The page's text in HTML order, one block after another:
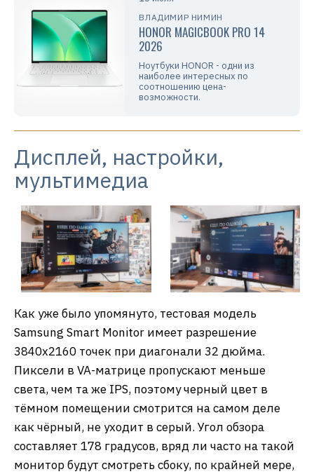
ВЛАДИМИР НИМИН
HONOR MAGICBOOK PRO 14
2026
Ноутбуки HONOR - одни из
наиболее интересных по
соотношению цена-
возможности.
Дисплей, настройки,
мультимедиа
Как уже было упомянуто, тестовая модель
Samsung Smart Monitor имеет разрешение
3840х2160 точек при диагонали 32 дюйма.
Пиксели в VA-матрице пропускают меньше
света, чем та же IPS, поэтому черный цвет в
тёмном помещении смотрится на самом деле
как чёрный, не уходит в серый. Угол обзора
составляет 178 градусов, вряд ли часто на такой
монитор будут смотреть сбоку, по крайней мере,